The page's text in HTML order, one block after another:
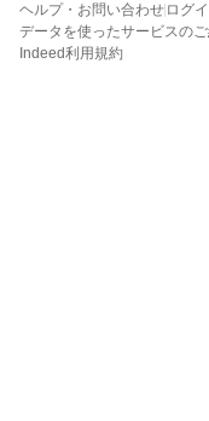
ヘルプ・お問い合わせ ログ
データを使ったサービスの
Indeed利用規約